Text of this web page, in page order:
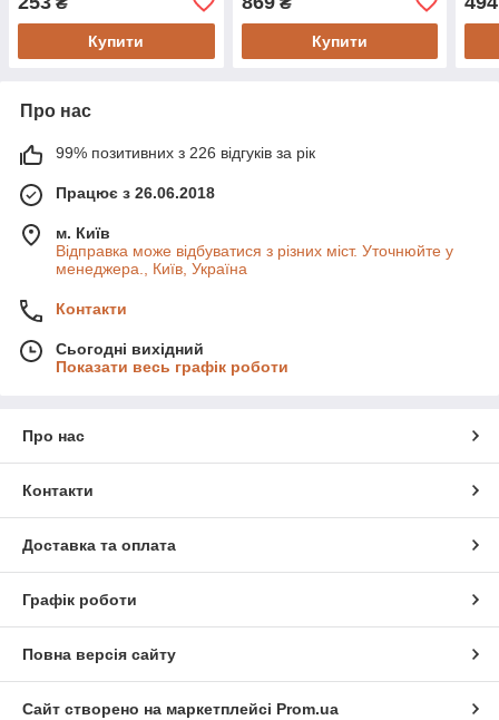
Купити Купити
Про нас
99% позитивних з 226 відгуків за рік
Працює з 26.06.2018
м. Київ
Відправка може відбуватися з різних міст. Уточнюйте у
менеджера., Київ, Україна
Контакти
Сьогодні вихідний
Показати весь графік роботи
Про нас
Контакти
Доставка та оплата
Графік роботи
Повна версія сайту
Сайт створено на маркетплейсі Prom.ua